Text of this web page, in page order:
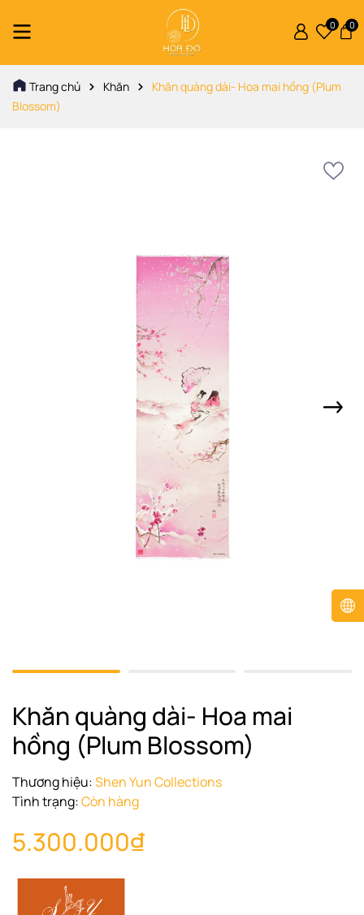
0 0
Trang chủ Khăn
Khăn quàng dài- Hoa mai hồng (Plum
Blossom)
Khăn quàng dài- Hoa mai
hồng (Plum Blossom)
Thương hiệu:Shen Yun Collections
Tình trạng:Còn hàng
5.300.000₫